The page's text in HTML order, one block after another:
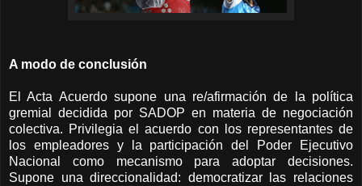
A modo de conclusión
El Acta Acuerdo supone una re/afirmación de la política
gremial decidida por SADOP en materia de negociación
colectiva. Privilegia el acuerdo con los representantes de
los empleadores y la participación del Poder Ejecutivo
Nacional como mecanismo para adoptar decisiones.
Supone una direccionalidad: democratizar las relaciones